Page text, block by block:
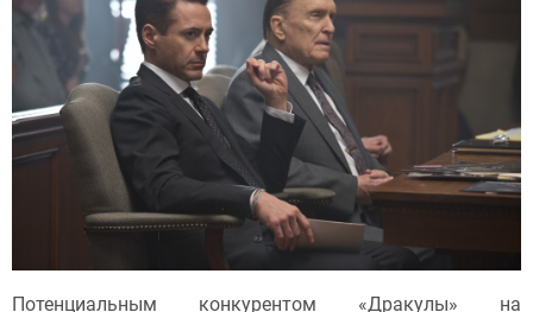
Потенциальным конкурентом «Дракулы» на